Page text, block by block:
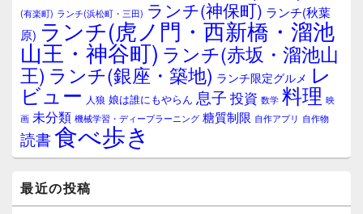
ア(有楽町) ランチ(浜松町・三田) ランチ(神保町) ランチ(秋葉
原) ランチ(虎ノ門・西新橋・溜池
山王・神谷町) ランチ(赤坂・溜池山
王) ランチ(銀座・築地) ランチ限定グルメ レ
ビュー 人狼 娘は誰にもやらん 息子 投資 数学 料理 映
画 未分類 機械学習・ディープラーニング 糖質制限 自作アプリ 自作物
読書食べ歩き
最近の投稿